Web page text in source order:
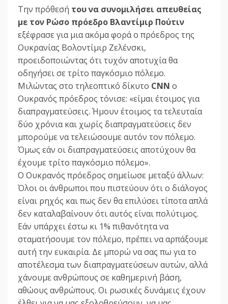
Την πρόθεσή του να συνομιλήσει απευθείας
με τον Ρώσο πρόεδρο Bλαντίμιρ Πούτιν
εξέφρασε για μια ακόμα φορά ο πρόεδρος της
Ουκρανίας Βολοντίμιρ Ζελένσκι,
προειδοποιώντας ότι τυχόν αποτυχία θα
οδηγήσει σε τρίτο παγκόσμιο πόλεμο.
Μιλώντας στο τηλεοπτικό δίκυτο CNN ο
Ουκρανός πρόεδρος τόνισε: «είμαι έτοιμος για
διαπραγματεύσεις. Ήμουν έτοιμος τα τελευταία
δύο χρόνια και χωρίς διαπραγματεύσεις δεν
μπορούμε να τελειώσουμε αυτόν τον πόλεμο.
Όμως εάν οι διαπραγματεύσεις αποτύχουν θα
έχουμε τρίτο παγκόσμιο πόλεμο».
Ο Ουκρανός πρόεδρος σημείωσε μεταξύ άλλων:
Όλοι οι άνθρωποι που πιστεύουν ότι ο διάλογος
είναι ρηχός και πως δεν θα επιλύσει τίποτα απλά
δεν καταλαβαίνουν ότι αυτός είναι πολύτιμος.
Εάν υπάρχει έστω κι 1% πιθανότητα να
σταματήσουμε τον πόλεμο, πρέπει να αρπάξουμε
αυτή την ευκαιρία. Δε μπορώ να σας πω για το
αποτέλεσμα των διαπραγματεύσεων αυτών, αλλά
χάνουμε ανθρώπους σε καθημερινή βάση,
αθώους ανθρώπους. Οι ρωσικές δυνάμεις έχουν